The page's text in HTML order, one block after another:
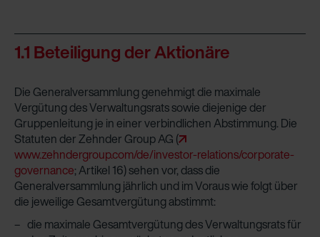
1.1 Beteiligung der Aktionäre
Die Generalversammlung genehmigt die maximale
Vergütung des Verwaltungsrats sowie diejenige der
Gruppenleitung je in einer verbindlichen Abstimmung. Die
Statuten der Zehnder Group AG (
www.zehndergroup.com/de/investor-­relations/­corporate-
governance; Artikel 16) sehen vor, dass die
Generalversammlung jährlich und im Voraus wie folgt über
die jeweilige Gesamtvergütung abstimmt:
die maximale Gesamtvergütung des Verwaltungsrats für